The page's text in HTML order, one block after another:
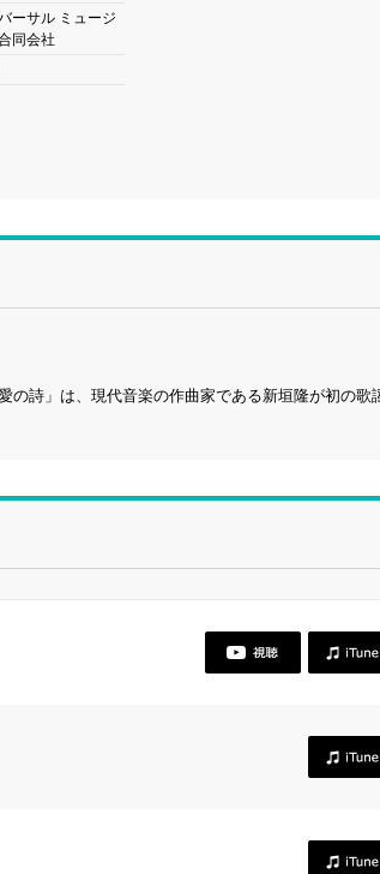
ーサル ミュージ
同会社
の詩」は、現代音楽の作曲家である新垣隆が初の歌